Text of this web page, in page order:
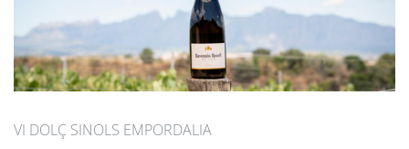
VI DOLÇ SINOLS EMPORDALIA